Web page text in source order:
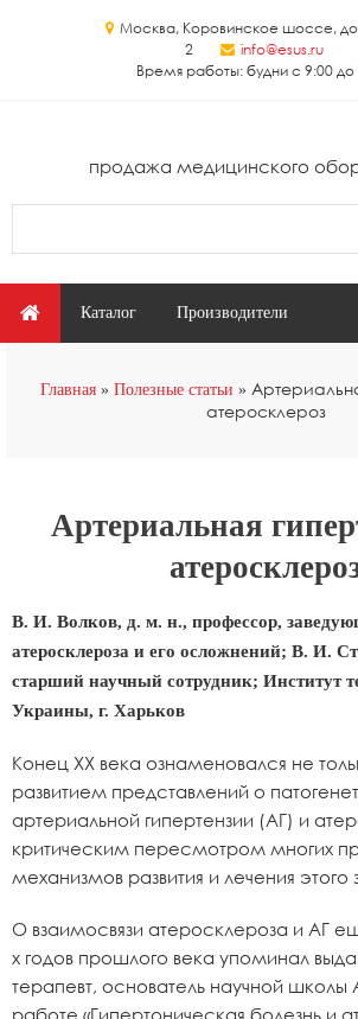
Москва, Коровинское шоссе,
2
info@esus.ru
Время работы: будни с 9:00 до
продажа медицинского
Главное меню
Каталог Производители
Главная Полезные статьи
атеросклероз
Артериальная
В. И. Волков, д. м. н., профессор,
атеросклероза и его осложнений; В. И.
старший научный сотрудник; Институт
Украины, г. Харьков
Конец XX века ознаменовался не
развитием представлений о
артериальной гипертензии (АГ) и
критическим пересмотром многих
механизмов развития и лечения этого
О взаимосвязи атеросклероза и АГ
х годов прошлого века упоминал
терапевт, основатель научной школы
работе «Гипертоническая болезнь и